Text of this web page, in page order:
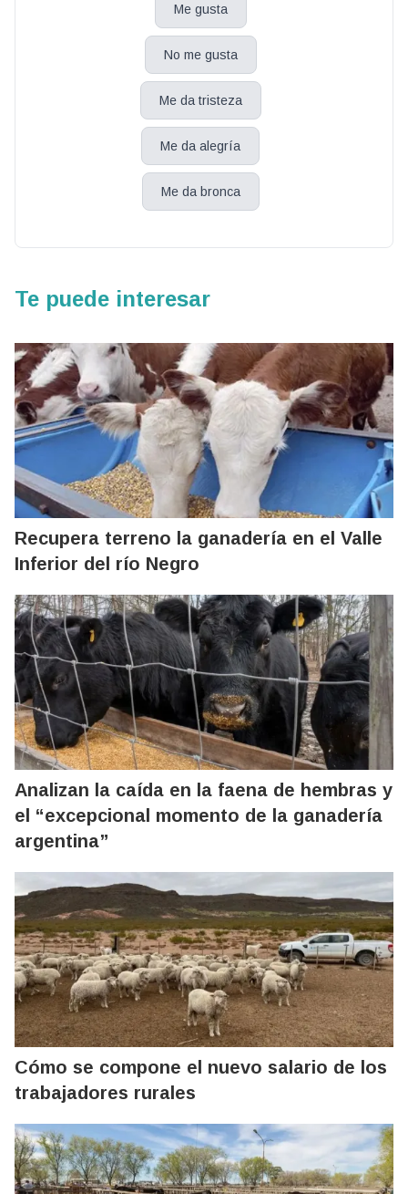
Me gusta
No me gusta
Me da tristeza
Me da alegría
Me da bronca
Te puede interesar
Recupera terreno la ganadería en el Valle
Inferior del río Negro
Analizan la caída en la faena de hembras y
el “excepcional momento de la ganadería
argentina”
Cómo se compone el nuevo salario de los
trabajadores rurales